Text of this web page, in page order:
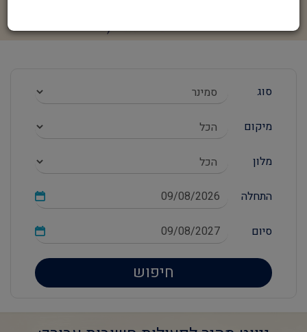
סוג
מיקום
מלון
התחלה
סיום
חיפוש